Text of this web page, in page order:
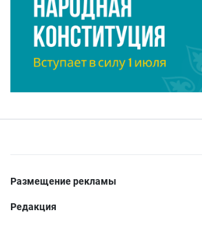
Размещение рекламы
Редакция